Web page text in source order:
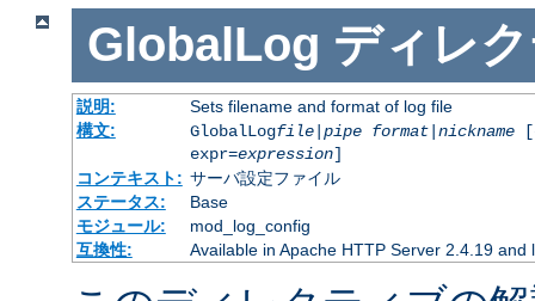
GlobalLog ディレ
説明:
Sets filename and format of log file
構文:
GlobalLogfile| pipe format| nickname
expr=expression]
コンテキスト: サーバ設定ファイル
ステータス:
Base
モジュール:
mod_log_config
互換性:
Available in Apache HTTP Server 2.4.19 and